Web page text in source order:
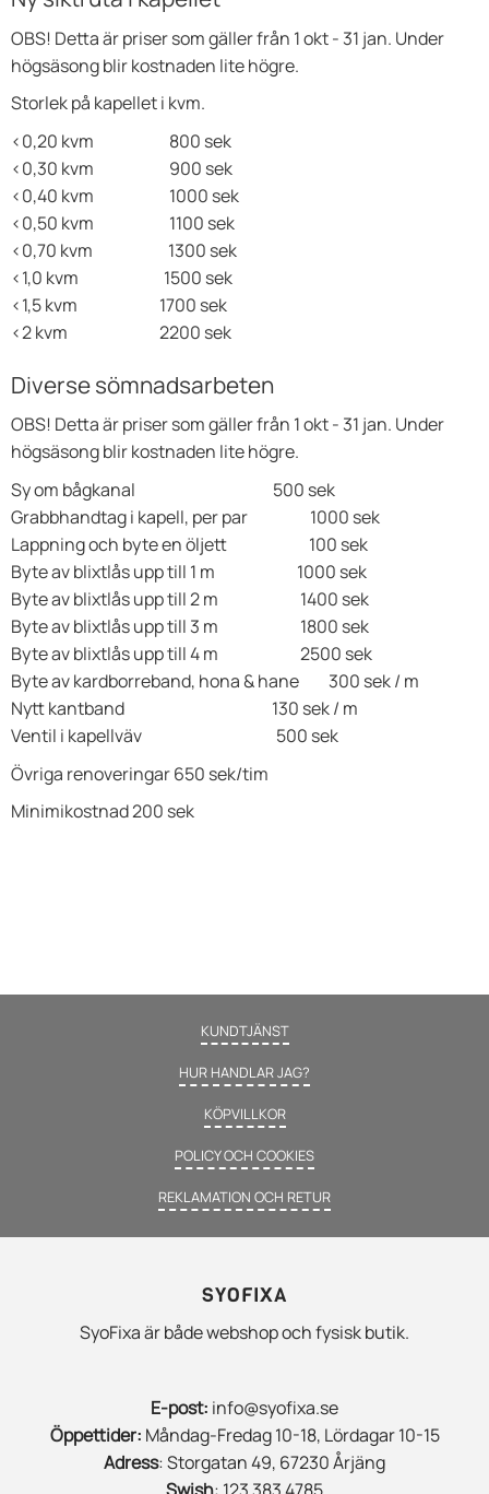
OBS! Detta är priser som gäller från 1 okt - 31 jan. Under
högsäsong blir kostnaden lite högre.
Storlek på kapellet i kvm.
<0,20 kvm 800 sek
<0,30 kvm 900 sek
<0,40 kvm 1000 sek
<0,50 kvm 1100 sek
<0,70 kvm 1300 sek
<1,0 kvm 1500 sek
<1,5 kvm 1700 sek
<2 kvm 2200 sek
Diverse sömnadsarbeten
OBS! Detta är priser som gäller från 1 okt - 31 jan. Under
högsäsong blir kostnaden lite högre.
Sy om bågkanal 500 sek
Grabbhandtag i kapell, per par 1000 sek
Lappning och byte en öljett 100 sek
Byte av blixtlås upp till 1 m 1000 sek
Byte av blixtlås upp till 2 m 1400 sek
Byte av blixtlås upp till 3 m 1800 sek
Byte av blixtlås upp till 4 m 2500 sek
Byte av kardborreband, hona & hane 300 sek / m
Nytt kantband 130 sek / m
Ventil i kapellväv 500 sek
Övriga renoveringar 650 sek/tim
Minimikostnad 200 sek
KUNDTJÄNST
HUR HANDLAR JAG?
KÖPVILLKOR
POLICY OCH COOKIES
REKLAMATION OCH RETUR
SYOFIXA
SyoFixa är både webshop och fysisk butik.
E-post: info@syofixa.se
Öppettider: Måndag-Fredag 10-18, Lördagar 10-15
Adress: Storgatan 49, 67230 Årjäng